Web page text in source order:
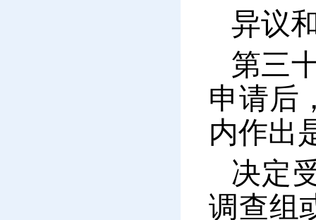
异议
第三
申请后
内作出
决定
调查组